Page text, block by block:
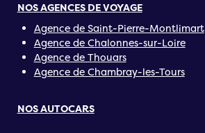
NOS AGENCES DE VOYAGE
Agence de Saint-Pierre-Montlimart
Agence de Chalonnes-sur-Loire
Agence de Thouars
Agence de Chambray-les-Tours
NOS AUTOCARS